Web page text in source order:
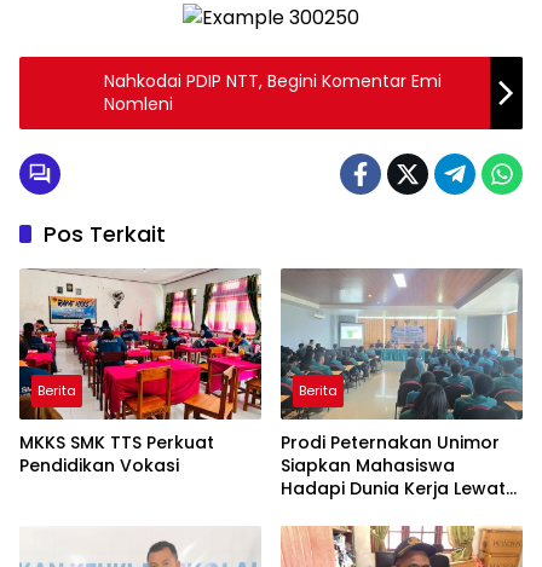
Nahkodai PDIP NTT, Begini Komentar Emi
Nomleni
Pos Terkait
Berita
MKKS SMK TTS Perkuat
Pendidikan Vokasi
Berita
Prodi Peternakan Unimor
Siapkan Mahasiswa
Hadapi Dunia Kerja Lewat